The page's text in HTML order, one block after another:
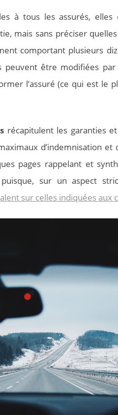
à tous les assurés, elles
mais sans préciser
comportant plusieurs
peuvent être modifiées
l’assuré (ce qui est le
récapitulent les garanties
d’indemnisation
pages rappelant et
sur un aspect
sur celles indiquées aux